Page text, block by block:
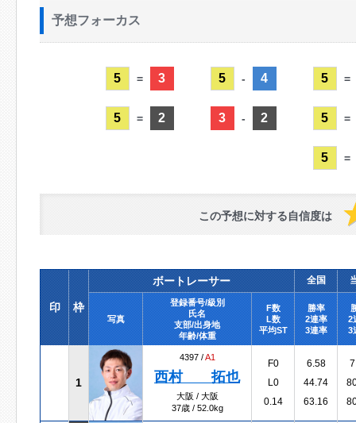
予想フォーカス
5 = 3
5 = 2
5 - 4
3 - 2
5 =
5 =
5 =
この予想に対する自信度は
印 枠
ボートレーサー 全国
写真
登録番号/級別
氏名
支部/出身地
年齢/体重
F数
L数
平均ST
勝率
2連率
3連率
2
3
1
4397 /A1
西村 拓也
大阪 / 大阪
37歳 / 52.0kg
F0
L0
0.14
6.58
44.74
63.16